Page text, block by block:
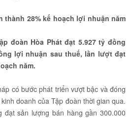
thành 28% kế hoạch lợi nhuận năm
đoàn Hòa Phát đạt 5.927 tỷ đồng
lợi nhuận sau thuế, lần lượt đạt
năm.
có bước phát triển vượt bậc và đóng
doanh của Tập đoàn thời gian qua.
đạt sản lượng bán hàng gần 300.000